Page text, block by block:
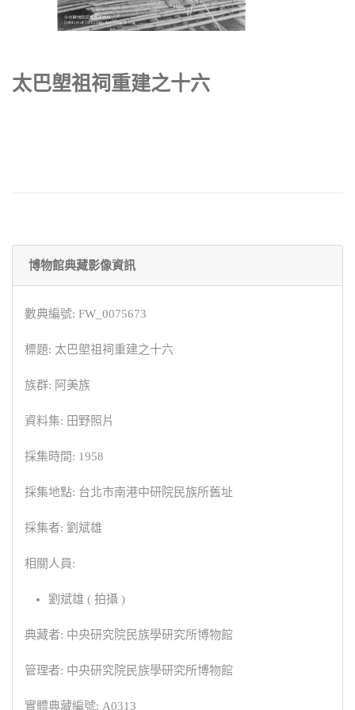
太巴塱祖祠重建之十六
博物館典藏影像資訊
數典編號: FW_0075673
標題: 太巴塱祖祠重建之十六
族群: 阿美族
資料集: 田野照片
採集時間: 1958
採集地點: 台北市南港中研院民族所舊址
採集者: 劉斌雄
相關人員:
劉斌雄 ( 拍攝 )
典藏者: 中央研究院民族學研究所博物館
管理者: 中央研究院民族學研究所博物館
實體典藏編號: A0313